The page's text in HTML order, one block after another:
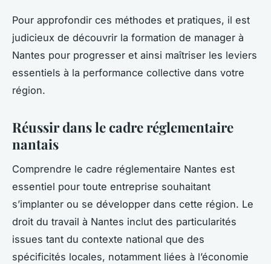
Pour approfondir ces méthodes et pratiques, il est
judicieux de découvrir la formation de manager à
Nantes pour progresser et ainsi maîtriser les leviers
essentiels à la performance collective dans votre
région.
Réussir dans le cadre réglementaire
nantais
Comprendre le cadre réglementaire Nantes est
essentiel pour toute entreprise souhaitant
s’implanter ou se développer dans cette région. Le
droit du travail à Nantes inclut des particularités
issues tant du contexte national que des
spécificités locales, notamment liées à l’économie